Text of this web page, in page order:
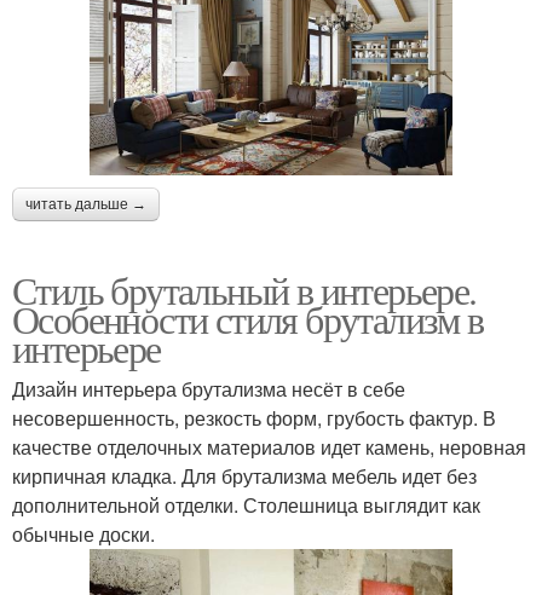
читать дальше →
Стиль брутальный в интерьере.
Особенности стиля брутализм в
интерьере
Дизайн интерьера брутализма несёт в себе
несовершенность, резкость форм, грубость фактур. В
качестве отделочных материалов идет камень, неровная
кирпичная кладка. Для брутализма мебель идет без
дополнительной отделки. Столешница выглядит как
обычные доски.